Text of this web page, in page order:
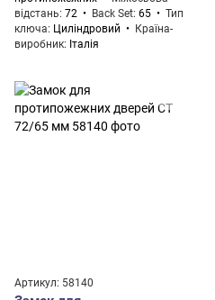
відстань 72 Back Set 65
Тип
ключа
Циліндровий
Країна-
виробник
Італія
Артикул: 58140